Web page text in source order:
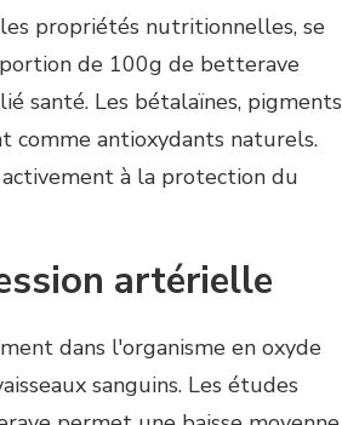
propriétés nutritionnelles, se
de 100g de betterave
santé. Les bétalaïnes, pigments
comme antioxydants naturels.
à la protection du
artérielle
dans l'organisme en oxyde
sanguins. Les études